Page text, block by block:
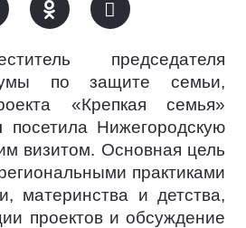
председателя
по защите семьи,
«Крепкая семья»
посетила Нижегородскую
визитом. Основная цель
практиками
материнства и детства,
проектов и обсуждение